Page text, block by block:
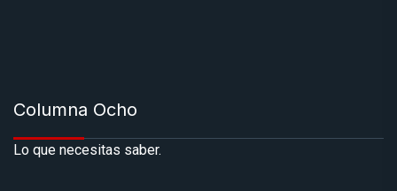
Columna Ocho
Lo que necesitas saber.